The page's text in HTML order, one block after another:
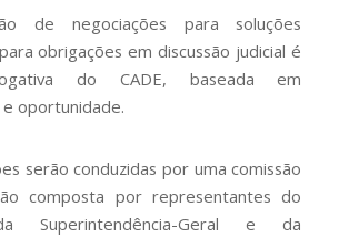
de negociações para soluções
obrigações em discussão judicial é
do CADE, baseada em
e oportunidade.
serão conduzidas por uma comissão
composta por representantes do
Superintendência-Geral e da